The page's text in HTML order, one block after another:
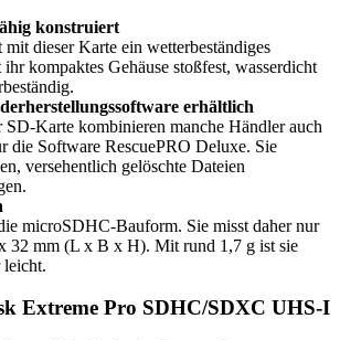
konstruiert
dieser Karte ein wetterbeständiges
kompaktes Gehäuse stoßfest, wasserdicht
erhältlich
Karte kombinieren manche Händler auch
die Software RescuePRO Deluxe. Sie
versehentlich gelöschte Dateien
microSDHC-Bauform. Sie misst daher nur
32 mm (L x B x H). Mit rund 1,7 g ist sie
leicht.
Extreme Pro SDHC/SDXC UHS-I